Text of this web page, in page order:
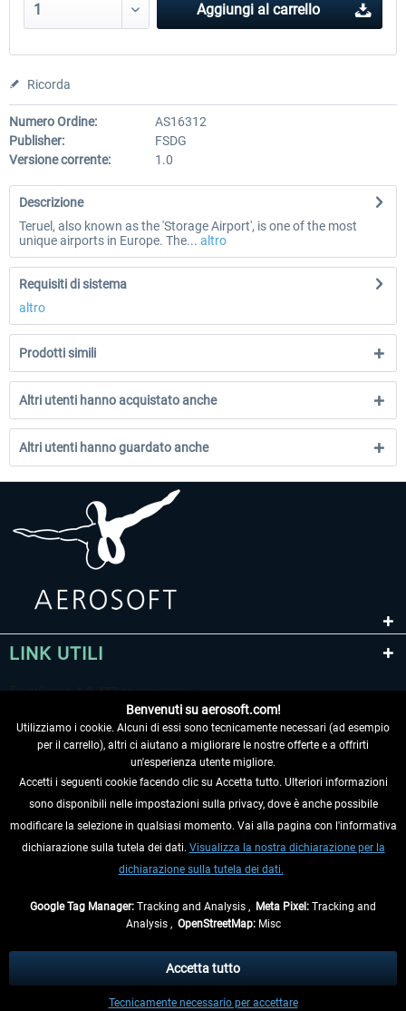
Aggiungi al carrello
Ricorda
Numero Ordine:
AS16312
Publisher:
FSDG
Versione corrente:
1.0
Descrizione
Teruel, also known as the 'Storage Airport', is one of the most
unique airports in Europe. The... altro
Requisiti di sistema
altro
Prodotti simili
Altri utenti hanno acquistato anche
Altri utenti hanno guardato anche
LINK UTILI
RECEDERE DAL CONTRATTO
INFORMAZIONI
eventualmente le spese di spedizione, se non diversamente descritto.
** Riguarda le spedizioni al di fuori della Germania, i tempi di consegna per le
Benvenuti su aerosoft.com!
Utilizziamo i cookie. Alcuni di essi sono tecnicamente necessari (ad esempio
per il carrello), altri ci aiutano a migliorare le nostre offerte e a offrirti
un'esperienza utente migliore.
Accetti i seguenti cookie facendo clic su Accetta tutto. Ulteriori informazioni
sono disponibili nelle impostazioni sulla privacy, dove è anche possibile
modificare la selezione in qualsiasi momento. Vai alla pagina con l'informativa
dichiarazione sulla tutela dei dati. Visualizza la nostra dichiarazione per la
dichiarazione sulla tutela dei dati.
Google Tag Manager: Tracking and Analysis , Meta Pixel: Tracking and
Analysis , OpenStreetMap:Misc
Tecnicamente necessario per accettare
Accetta tutto